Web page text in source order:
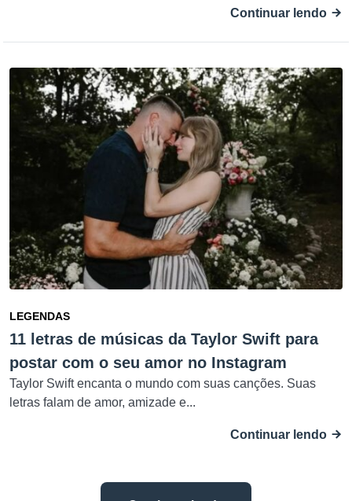
Continuar lendo
LEGENDAS
11 letras de músicas da Taylor Swift para
postar com o seu amor no Instagram
Taylor Swift encanta o mundo com suas canções. Suas
letras falam de amor, amizade e...
Continuar lendo